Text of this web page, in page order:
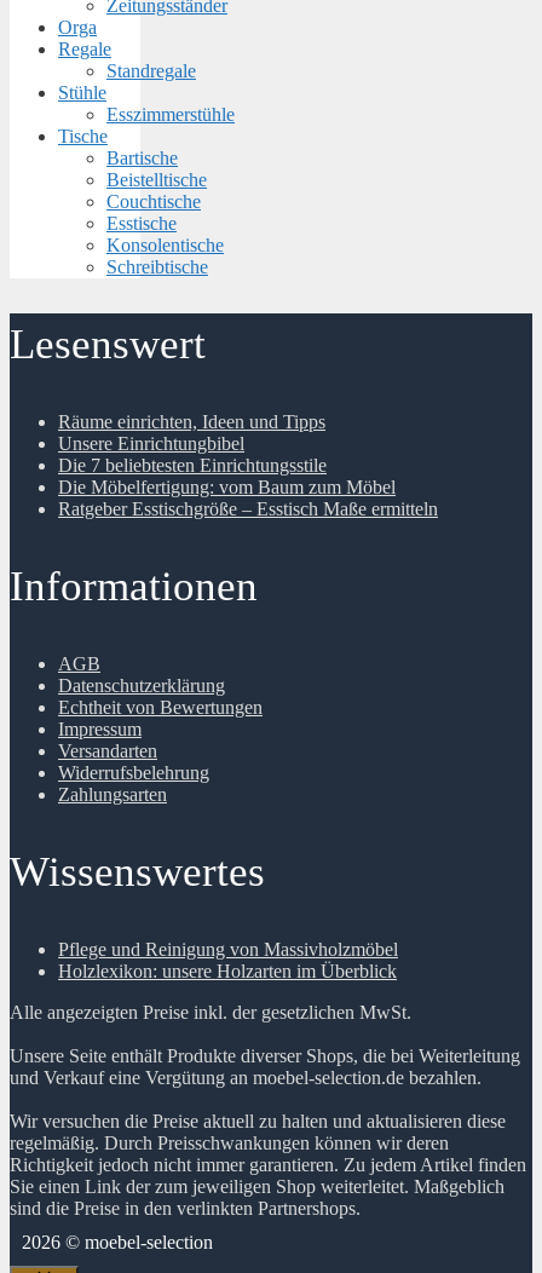
Zeitungsständer
Orga
Regale
Standregale
Stühle
Esszimmerstühle
Tische
Bartische
Beistelltische
Couchtische
Esstische
Konsolentische
Schreibtische
Lesenswert
Räume einrichten, Ideen und Tipps
Unsere Einrichtungbibel
Die 7 beliebtesten Einrichtungsstile
Die Möbelfertigung: vom Baum zum Möbel
Ratgeber Esstischgröße – Esstisch Maße ermitteln
Informationen
AGB
Datenschutzerklärung
Echtheit von Bewertungen
Impressum
Versandarten
Widerrufsbelehrung
Zahlungsarten
Wissenswertes
Pflege und Reinigung von Massivholzmöbel
Holzlexikon: unsere Holzarten im Überblick
Alle angezeigten Preise inkl. der gesetzlichen MwSt.
Unsere Seite enthält Produkte diverser Shops, die bei Weiterleitung
und Verkauf eine Vergütung an moebel-selection.de bezahlen.
Wir versuchen die Preise aktuell zu halten und aktualisieren diese
regelmäßig. Durch Preisschwankungen können wir deren
Richtigkeit jedoch nicht immer garantieren. Zu jedem Artikel finden
Sie einen Link der zum jeweiligen Shop weiterleitet. Maßgeblich
sind die Preise in den verlinkten Partnershops.
2026 © moebel-selection